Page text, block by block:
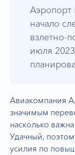
Аэропорт
начало
взлетно-
июля
Авиакомпания
значимым
насколько
Удачный,
усилия по